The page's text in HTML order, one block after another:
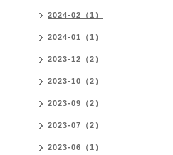
2024-02（1）
2024-01（1）
2023-12（2）
2023-10（2）
2023-09（2）
2023-07（2）
2023-06（1）